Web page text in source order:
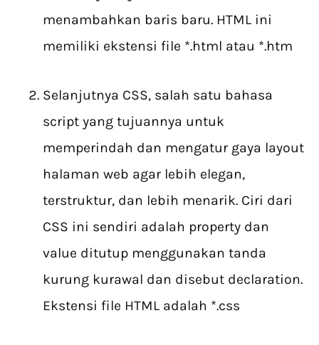
menambahkan baris baru. HTML ini
memiliki ekstensi file *.html atau *.htm
Selanjutnya CSS, salah satu bahasa
script yang tujuannya untuk
memperindah dan mengatur gaya layout
halaman web agar lebih elegan,
terstruktur, dan lebih menarik. Ciri dari
CSS ini sendiri adalah property dan
value ditutup menggunakan tanda
kurung kurawal dan disebut declaration.
Ekstensi file HTML adalah *.css